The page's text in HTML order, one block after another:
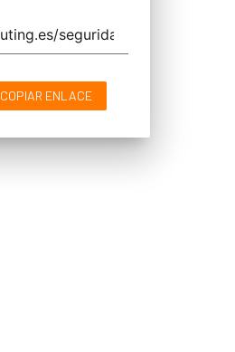
COPIAR ENLACE